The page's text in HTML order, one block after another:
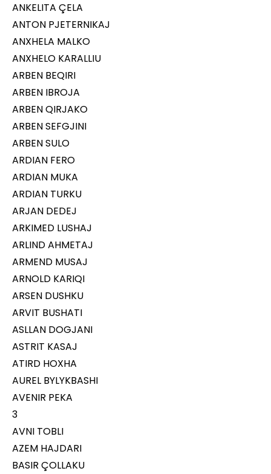
ANKELITA ÇELA
ANTON PJETERNIKAJ
ANXHELA MALKO
ANXHELO KARALLIU
ARBEN BEQIRI
ARBEN IBROJA
ARBEN QIRJAKO
ARBEN SEFGJINI
ARBEN SULO
ARDIAN FERO
ARDIAN MUKA
ARDIAN TURKU
ARJAN DEDEJ
ARKIMED LUSHAJ
ARLIND AHMETAJ
ARMEND MUSAJ
ARNOLD KARIQI
ARSEN DUSHKU
ARVIT BUSHATI
ASLLAN DOGJANI
ASTRIT KASAJ
ATIRD HOXHA
AUREL BYLYKBASHI
AVENIR PEKA
3
AVNI TOBLI
AZEM HAJDARI
BASIR ÇOLLAKU